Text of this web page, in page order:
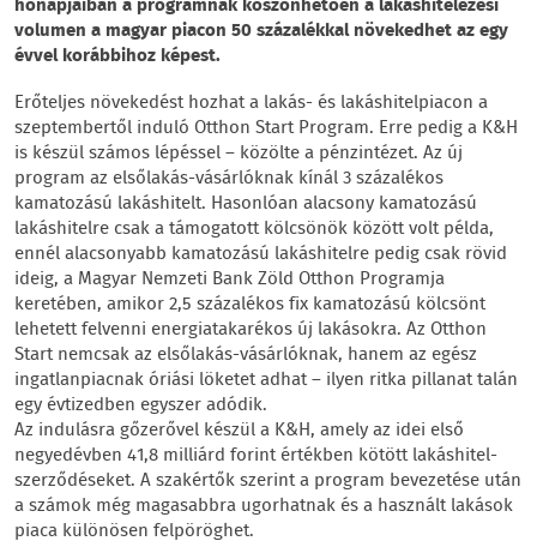
volumen a magyar piacon 50 százalékkal növekedhet az egy
évvel korábbihoz képest.
Erőteljes növekedést hozhat a lakás- és lakáshitelpiacon a
szeptembertől induló Otthon Start Program. Erre pedig a K&H
is készül számos lépéssel – közölte a pénzintézet. Az új
program az elsőlakás-vásárlóknak kínál 3 százalékos
kamatozású lakáshitelt. Hasonlóan alacsony kamatozású
lakáshitelre csak a támogatott kölcsönök között volt példa,
ennél alacsonyabb kamatozású lakáshitelre pedig csak rövid
ideig, a Magyar Nemzeti Bank Zöld Otthon Programja
keretében, amikor 2,5 százalékos fix kamatozású kölcsönt
lehetett felvenni energiatakarékos új lakásokra. Az Otthon
Start nemcsak az elsőlakás-vásárlóknak, hanem az egész
ingatlanpiacnak óriási löketet adhat – ilyen ritka pillanat talán
egy évtizedben egyszer adódik.
Az indulásra gőzerővel készül a K&H, amely az idei első
negyedévben 41,8 milliárd forint értékben kötött lakáshitel-
szerződéseket. A szakértők szerint a program bevezetése után
a számok még magasabbra ugorhatnak és a használt lakások
piaca különösen felpöröghet.